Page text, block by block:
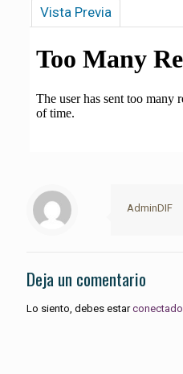
Vista Previa
AdminDIF
Deja un comentario
Lo siento, debes estarconectado